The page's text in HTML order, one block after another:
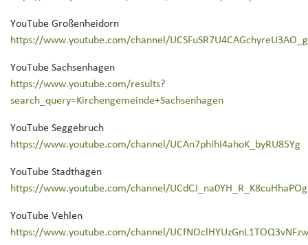
YouTube Großenheidorn
https://www.youtube.com/channel/UCSFuSR7U4CAGchyreU3AO_g
YouTube Sachsenhagen
https://www.youtube.com/results?
search_query=Kirchengemeinde+Sachsenhagen
YouTube Seggebruch
https://www.youtube.com/channel/UCAn7phihI4ahoK_byRU85Yg
YouTube Stadthagen
https://www.youtube.com/channel/UCdCJ_na0YH_R_K8cuHhaPOg
YouTube Vehlen
https://www.youtube.com/channel/UCfNOclHYUzGnL1TOQ3vNFzw